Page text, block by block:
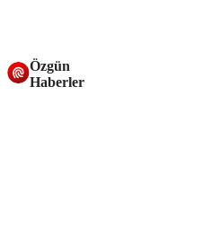
Özgün
Haberler